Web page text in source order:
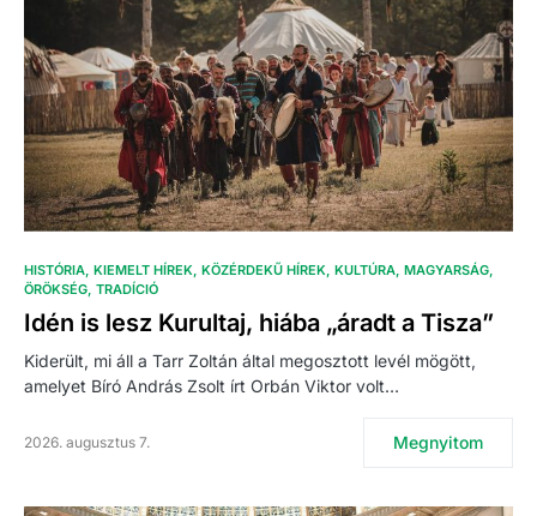
HISTÓRIA KIEMELT HÍREK KÖZÉRDEKŰ HÍREK KULTÚRA MAGYARSÁG
ÖRÖKSÉG TRADÍCIÓ
Idén is lesz Kurultaj, hiába „áradt a Tisza”
Kiderült, mi áll a Tarr Zoltán által megosztott levél mögött,
amelyet Bíró András Zsolt írt Orbán Viktor volt…
2026. augusztus 7. Megnyitom